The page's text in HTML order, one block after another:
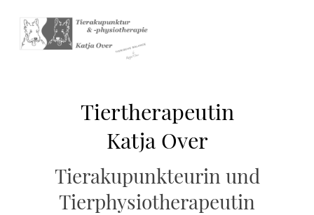
Tiertherapeutin
Katja Over
Tierakupunkteurin und
Tierphysiotherapeutin